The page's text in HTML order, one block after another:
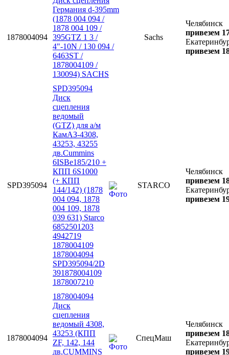
1878004094
Германия d-395mm
(1878 004 094 /
1878 004 109 /
395GTZ 1 3 /
4"-10N / 130 094 /
6463ST /
1878004109 /
130094) SACHS
Sachs
Челябинск
привезем
привезем
SPD395094
SPD395094
Диск
сцепления
ведомый
(GTZ) для а/м
КамАЗ-4308,
43253, 43255
дв.Cummins
6ISBe185/210 +
КПП 6S1000
(+ КПП
144/142) (1878
004 094, 1878
004 109, 1878
039 631) Starco
6852501203
4942719
1878004109
1878004094
SPD395094/2D
391878004109
1878007210
STARCO
Челябинск
привезем
привезем
1878004094
1878004094
Диск
сцепления
ведомый 4308,
43253 (КПП
ZF, 142, 144
дв.CUMMINS
СпецМаш
Челябинск
привезем
привезем